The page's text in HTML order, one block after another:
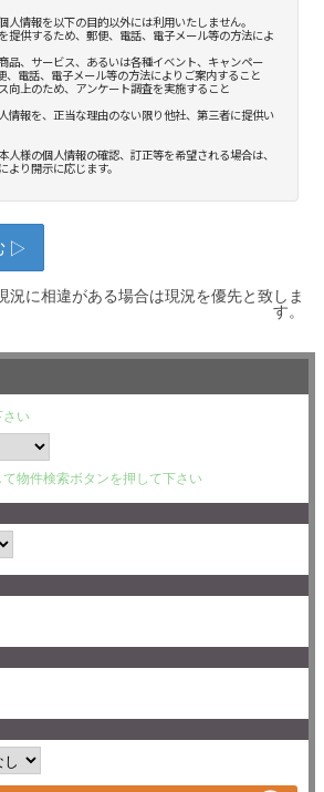
に相違がある場合は現況を優先と致しま
す。
さい
物件検索ボタンを押して下さい